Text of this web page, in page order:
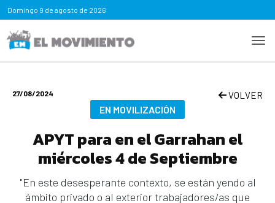
Domingo 9 de agosto de 2026
27/08/2024 VOLVER
EN MOVILIZACIÓN
APYT para en el Garrahan el
miércoles 4 de Septiembre
"En este desesperante contexto, se están yendo al
ámbito privado o al exterior trabajadores/as que